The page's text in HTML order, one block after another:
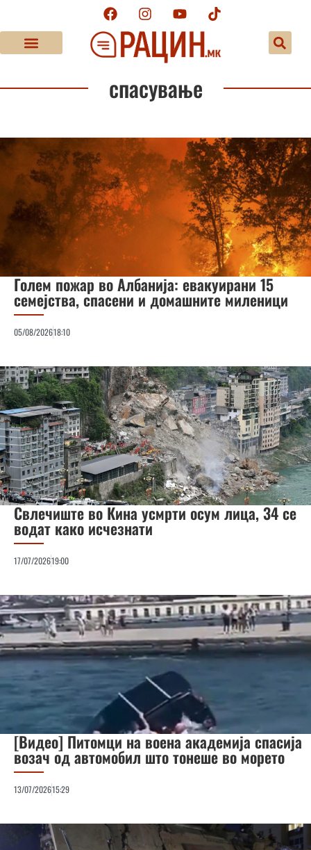
спасување
Голем пожар во Албанија: евакуирани 15
семејства, спасени и домашните миленици
05/08/202618:10
Свлечиште во Кина усмрти осум лица, 34 се
водат како исчезнати
17/07/202619:00
[Видео] Питомци на воена академија спасија
возач од автомобил што тонеше во морето
13/07/202615:29